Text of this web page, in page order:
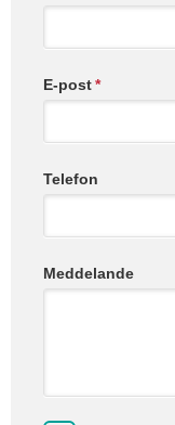
E-post*
Telefon
Meddelande